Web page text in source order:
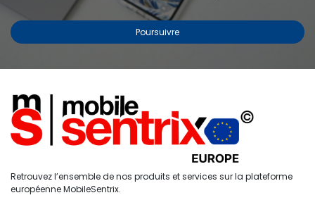
Étiquettes
Accueil Recherche
0
Compte
Poursuivre
Retrouvez l’ensemble de nos produits et services sur la plateforme
européenne MobileSentrix.
Copyright © 2024 FMP-France. Tous droits réservés